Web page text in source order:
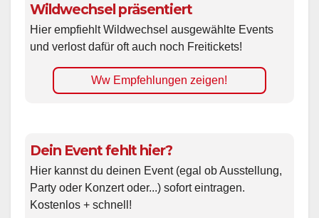
Wildwechsel präsentiert
Hier empfiehlt Wildwechsel ausgewählte Events
und verlost dafür oft auch noch Freitickets!
Ww Empfehlungen zeigen!
Dein Event fehlt hier?
Hier kannst du deinen Event (egal ob Ausstellung,
Party oder Konzert oder...) sofort eintragen.
Kostenlos + schnell!